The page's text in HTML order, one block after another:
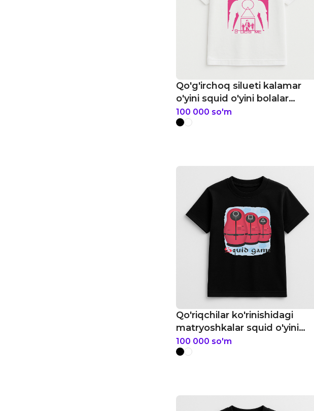
Qo'g'irchoq silueti kalamar
o'yini squid o'yini bolalar
futbolkasi
100 000 so'm
Qo'riqchilar ko'rinishidagi
matryoshkalar squid o'yini
bolalar futbolkasi
100 000 so'm